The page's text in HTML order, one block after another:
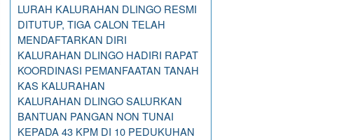
LURAH KALURAHAN DLINGO RESMI
DITUTUP, TIGA CALON TELAH
MENDAFTARKAN DIRI
KALURAHAN DLINGO HADIRI RAPAT
KOORDINASI PEMANFAATAN TANAH
KAS KALURAHAN
KALURAHAN DLINGO SALURKAN
BANTUAN PANGAN NON TUNAI
KEPADA 43 KPM DI 10 PEDUKUHAN